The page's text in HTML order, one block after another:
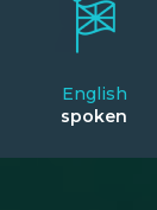
English
spoken